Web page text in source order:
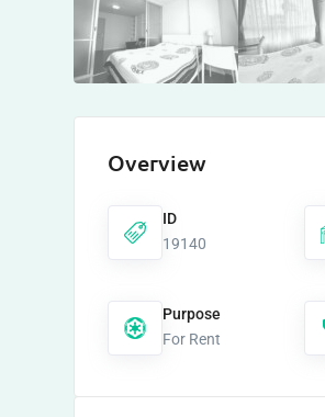
Overview
ID
19140
Purpose
For Rent